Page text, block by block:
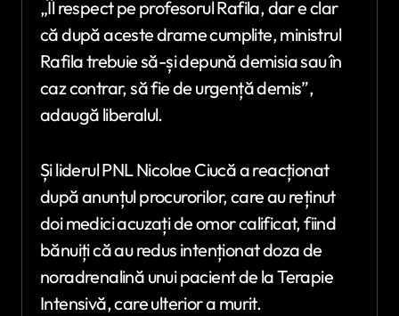
„Îl respect pe profesorul Rafila, dar e clar
că după aceste drame cumplite, ministrul
Rafila trebuie să-și depună demisia sau în
caz contrar, să fie de urgență demis”,
adaugă liberalul.
Și liderul PNL Nicolae Ciucă a reacționat
după anunțul procurorilor, care au reținut
doi medici acuzați de omor calificat, fiind
bănuiți că au redus intenționat doza de
noradrenalină unui pacient de la Terapie
Intensivă, care ulterior a murit.